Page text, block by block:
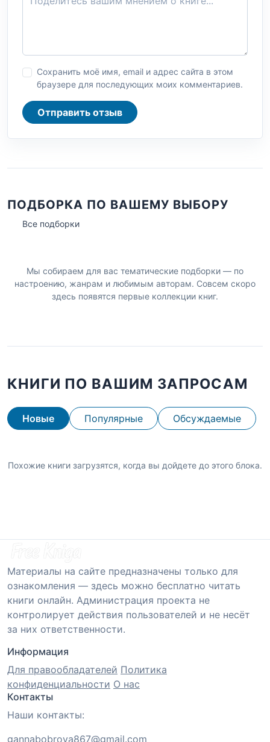
Сохранить моё имя, email и адрес сайта в этом
браузере для последующих моих комментариев.
Отправить отзыв
ПОДБОРКА ПО ВАШЕМУ ВЫБОРУ
Все подборки
Мы собираем для вас тематические подборки — по
настроению, жанрам и любимым авторам. Совсем скоро
здесь появятся первые коллекции книг.
КНИГИ ПО ВАШИМ ЗАПРОСАМ
Новые Популярные Обсуждаемые
Похожие книги загрузятся, когда вы дойдете до этого блока.
Материалы на сайте предназначены только для
ознакомления — здесь можно бесплатно читать
книги онлайн. Администрация проекта не
контролирует действия пользователей и не несёт
за них ответственности.
Информация
Для правообладателей Политика
конфиденциальности О нас
Контакты
Наши контакты:
gannabobrova867@gmail.com